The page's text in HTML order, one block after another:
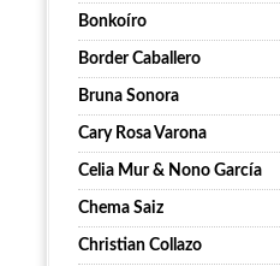
Bonkoíro
Border Caballero
Bruna Sonora
Cary Rosa Varona
Celia Mur & Nono García
Chema Saiz
Christian Collazo